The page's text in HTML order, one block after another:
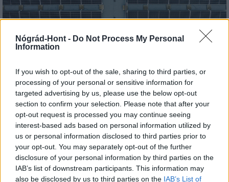
Nógrád-Hont - Do Not Process My Personal
Information
If you wish to opt-out of the sale, sharing to third parties, or
processing of your personal or sensitive information for
targeted advertising by us, please use the below opt-out
section to confirm your selection. Please note that after your
opt-out request is processed you may continue seeing
interest-based ads based on personal information utilized by
us or personal information disclosed to third parties prior to
your opt-out. You may separately opt-out of the further
disclosure of your personal information by third parties on the
IAB’s list of downstream participants. This information may
also be disclosed by us to third parties on the IAB’s List of
Három meghatározó épületét is fejlesztette
Salgótarján